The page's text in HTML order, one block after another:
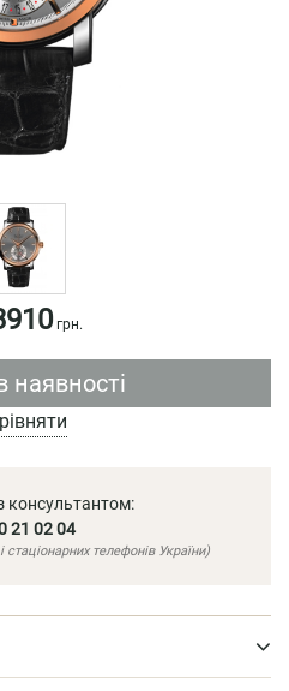
грн.
наявності
консультантом:
21 02 04
телефонів України)